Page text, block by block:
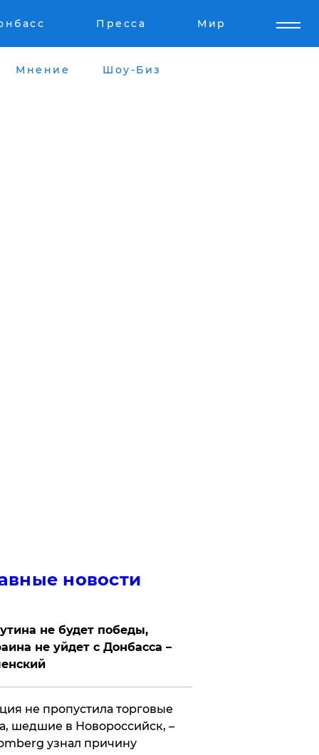
Пресса Мир
Мнение Шоу-Биз
новости
не будет победы,
не уйдет с Донбасса –
не пропустила торговые
шедшие в Новороссийск, –
узнал причину